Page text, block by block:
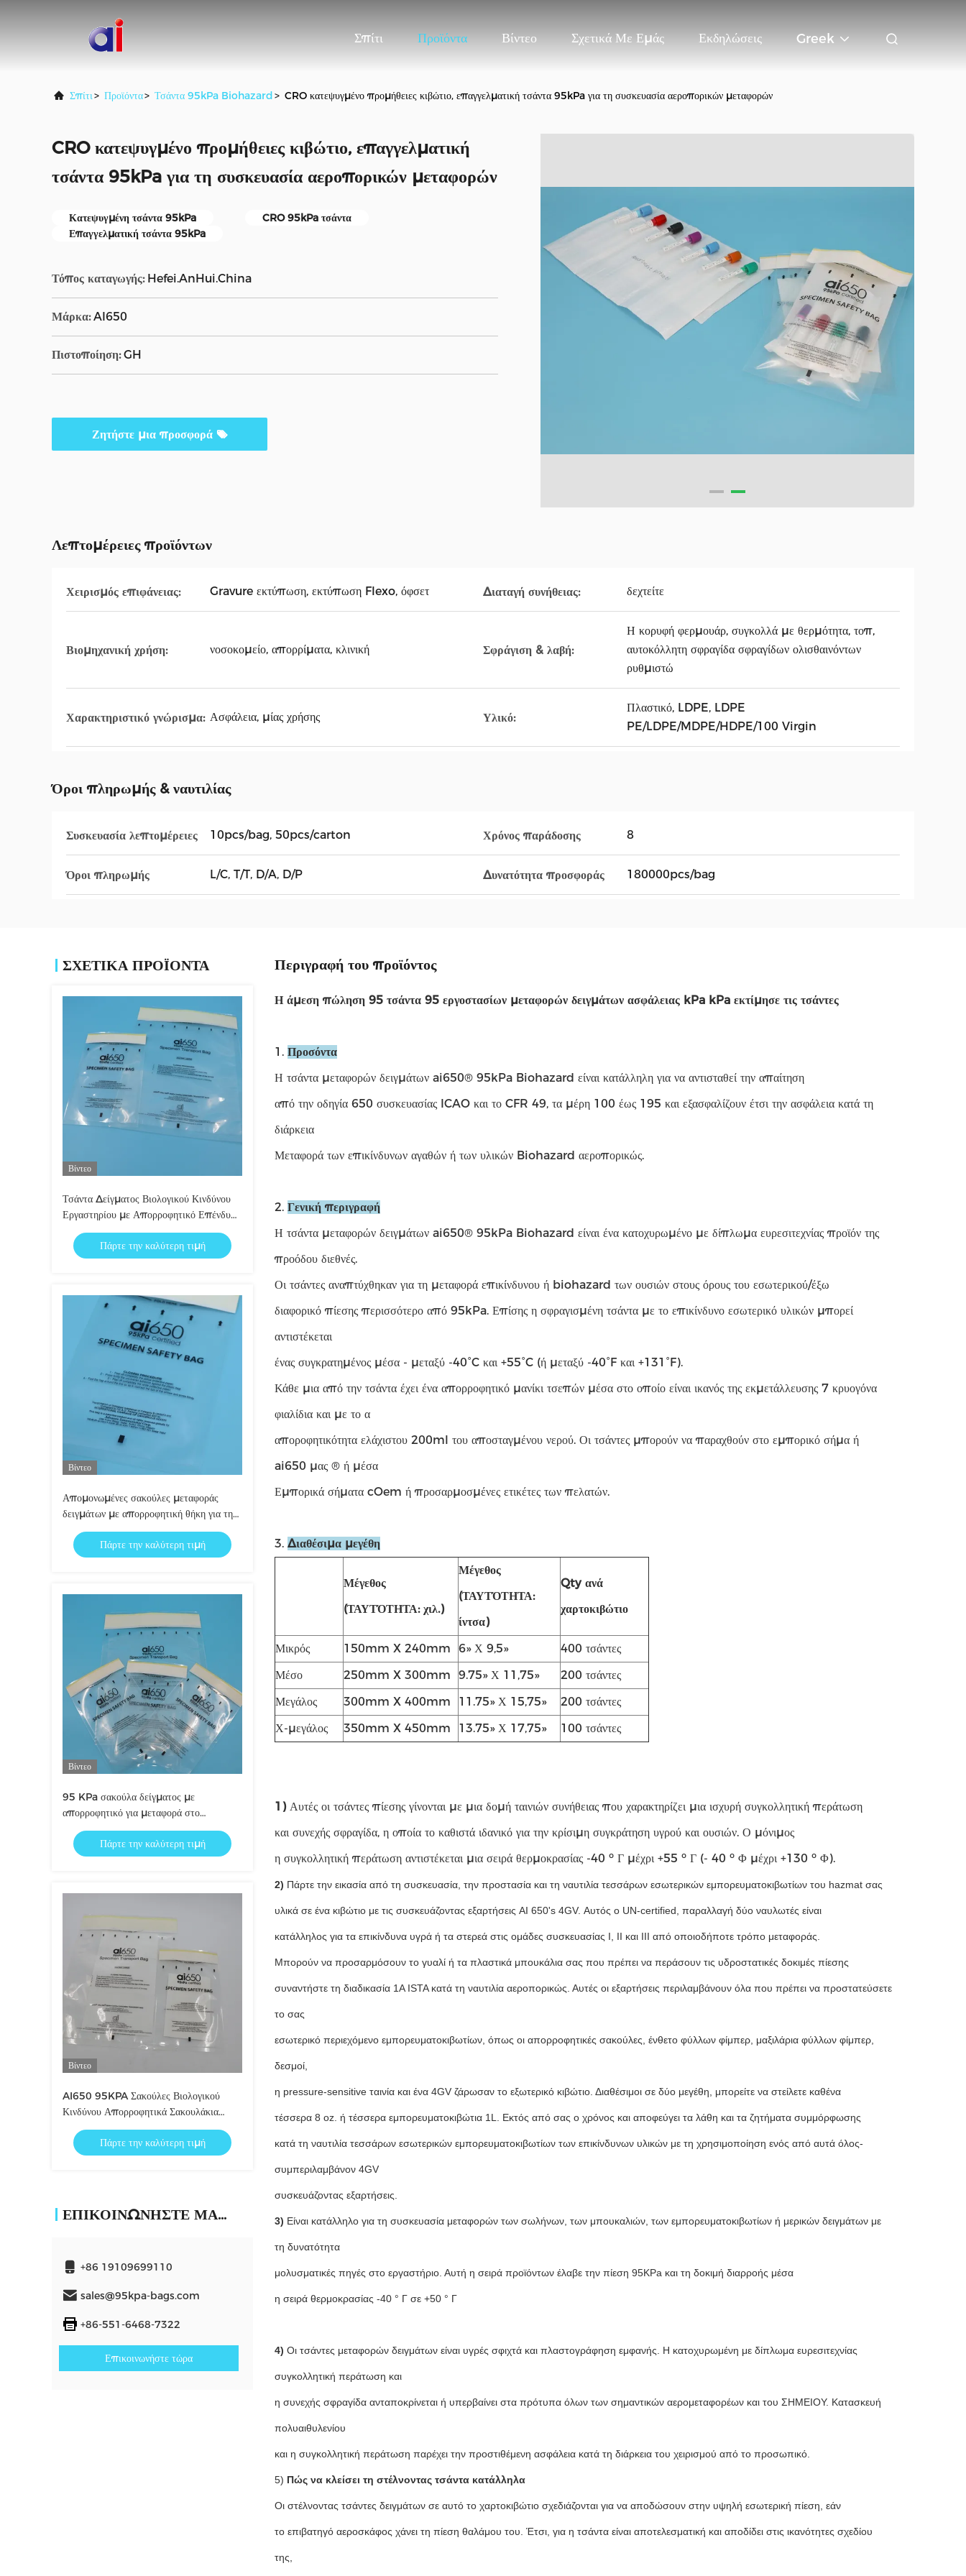
Σπίτι Προϊόντα Βίντεο Σχετικά Με Εμάς Εκδηλώσεις Greek
Σπίτι> Προϊόντα> Τσάντα 95kPa Biohazard> CRO κατεψυγμένο προμήθειες κιβώτιο, επαγγελματική τσάντα 95kPa για τη συσκευασία αεροπορικών μεταφορών
CRO κατεψυγμένο προμήθειες κιβώτιο, επαγγελματική
τσάντα 95kPa για τη συσκευασία αεροπορικών μεταφορών
Κατεψυγμένη τσάντα 95kPa
CRO 95kPa τσάντα
Επαγγελματική τσάντα 95kPa
Τόπος καταγωγής: Hefei.AnHui.China
Μάρκα: AI650
Πιστοποίηση: GH
Ζητήστε μια προσφορά
Λεπτομέρειες προϊόντων
Χειρισμός επιφάνειας: Gravure εκτύπωση, εκτύπωση Flexo, όφσετ Διαταγή συνήθειας: δεχτείτε
Βιομηχανική χρήση: νοσοκομείο, απορρίματα, κλινική Σφράγιση & λαβή:
Η κορυφή φερμουάρ, συγκολλά με θερμότητα, τοπ,
αυτοκόλλητη σφραγίδα σφραγίδων ολισθαινόντων
ρυθμιστώ
Χαρακτηριστικό γνώρισμα: Ασφάλεια, μίας χρήσης Υλικό:
Πλαστικό, LDPE, LDPE
PE/LDPE/MDPE/HDPE/100 Virgin
Όροι πληρωμής & ναυτιλίας
Συσκευασία λεπτομέρειες 10pcs/bag, 50pcs/carton Χρόνος παράδοσης 8
Όροι πληρωμής L/C, T/T, D/A, D/P Δυνατότητα προσφοράς 180000pcs/bag
ΣΧΕΤΙΚΑ ΠΡΟΪΟΝΤΑ
Βίντεο
Τσάντα Δείγματος Βιολογικού Κινδύνου
Εργαστηρίου με Απορροφητικό Επένδυση
και Μόνωση για Δείγματα Αίματος -
Ασφαλής Μεταφορά Δειγμάτων
Εργαστηρίου
Πάρτε την καλύτερη τιμή
Βίντεο
Απομονωμένες σακούλες μεταφοράς
δειγμάτων με απορροφητική θήκη για την
αποθήκευση δειγμάτων αίματος
ευαίσθητων στη θερμοκρασία και τη
μεταφορά βιολογικών κινδύνων στο
Πάρτε την καλύτερη τιμή
Βίντεο
95 KPa σακούλα δείγματος με
απορροφητικό για μεταφορά στο
εργαστήριο
Πάρτε την καλύτερη τιμή
Βίντεο
AI650 95KPA Σακούλες Βιολογικού
Κινδύνου Απορροφητικά Σακουλάκια
Προμηθευτής
Πάρτε την καλύτερη τιμή
ΕΠΙΚΟΙΝΩΝΉΣΤΕ ΜΑΖΊ ΜΑΣ
+86 19109699110
sales@95kpa-bags.com
+86-551-6468-7322
Επικοινωνήστε τώρα
Περιγραφή του προϊόντος
Η άμεση πώληση 95 τσάντα 95 εργοστασίων μεταφορών δειγμάτων ασφάλειας kPa kPa εκτίμησε τις τσάντες
1. Προσόντα
Η τσάντα μεταφορών δειγμάτων ai650® 95kPa Biohazard είναι κατάλληλη για να αντισταθεί την απαίτηση
από την οδηγία 650 συσκευασίας ICAO και το CFR 49, τα μέρη 100 έως 195 και εξασφαλίζουν έτσι την ασφάλεια κατά τη
διάρκεια
Μεταφορά των επικίνδυνων αγαθών ή των υλικών Biohazard αεροπορικώς.
2. Γενική περιγραφή
Η τσάντα μεταφορών δειγμάτων ai650® 95kPa Biohazard είναι ένα κατοχυρωμένο με δίπλωμα ευρεσιτεχνίας προϊόν της
προόδου διεθνές.
Οι τσάντες αναπτύχθηκαν για τη μεταφορά επικίνδυνου ή biohazard των ουσιών στους όρους του εσωτερικού/έξω
διαφορικό πίεσης περισσότερο από 95kPa. Επίσης η σφραγισμένη τσάντα με το επικίνδυνο εσωτερικό υλικών μπορεί
αντιστέκεται
ένας συγκρατημένος μέσα - μεταξύ -40°C και +55°C (ή μεταξύ -40°F και +131°F).
Κάθε μια από την τσάντα έχει ένα απορροφητικό μανίκι τσεπών μέσα στο οποίο είναι ικανός της εκμετάλλευσης 7 κρυογόνα
φιαλίδια και με το α
αποροφητικότητα ελάχιστου 200ml του αποσταγμένου νερού. Οι τσάντες μπορούν να παραχθούν στο εμπορικό σήμα ή
ai650 μας ® ή μέσα
Εμπορικά σήματα cOem ή προσαρμοσμένες ετικέτες των πελατών.
3. Διαθέσιμα μεγέθη
Μέγεθος
(ΤΑΥΤΌΤΗΤΑ: χιλ.)
Μέγεθος
(ΤΑΥΤΌΤΗΤΑ:
ίντσα)
Qty ανά
χαρτοκιβώτιο
Μικρός 150mm X 240mm 6» Χ 9,5»
400 τσάντες
Μέσο
250mm X 300mm 9.75» Χ 11,75»
200 τσάντες
Μεγάλος
300mm X 400mm 11.75» Χ 15,75»
200 τσάντες
Χ-μεγάλος
350mm X 450mm 13.75» Χ 17,75» 100 τσάντες
1) Αυτές οι τσάντες πίεσης γίνονται με μια δομή ταινιών συνήθειας που χαρακτηρίζει μια ισχυρή συγκολλητική περάτωση
και συνεχής σφραγίδα, η οποία το καθιστά ιδανικό για την κρίσιμη συγκράτηση υγρού και ουσιών. Ο μόνιμος
η συγκολλητική περάτωση αντιστέκεται μια σειρά θερμοκρασίας -40 ⁰ Γ μέχρι +55 ⁰ Γ (- 40 ⁰ Φ μέχρι +130 ⁰ Φ).
2) Πάρτε την εικασία από τη συσκευασία, την προστασία και τη ναυτιλία τεσσάρων εσωτερικών εμπορευματοκιβωτίων του hazmat σας
υλικά σε ένα κιβώτιο με τις συσκευάζοντας εξαρτήσεις AI 650's 4GV. Αυτός ο UN-certified, παραλλαγή δύο ναυλωτές είναι
κατάλληλος για τα επικίνδυνα υγρά ή τα στερεά στις ομάδες συσκευασίας Ι, ΙΙ και ΙΙΙ από οποιοδήποτε τρόπο μεταφοράς.
Μπορούν να προσαρμόσουν το γυαλί ή τα πλαστικά μπουκάλια σας που πρέπει να περάσουν τις υδροστατικές δοκιμές πίεσης
συναντήστε τη διαδικασία 1A ISTA κατά τη ναυτιλία αεροπορικώς. Αυτές οι εξαρτήσεις περιλαμβάνουν όλα που πρέπει να προστατεύσετε
το σας
εσωτερικό περιεχόμενο εμπορευματοκιβωτίων, όπως οι απορροφητικές σακούλες, ένθετο φύλλων φίμπερ, μαξιλάρια φύλλων φίμπερ,
δεσμοί,
η pressure-sensitive ταινία και ένα 4GV ζάρωσαν το εξωτερικό κιβώτιο. Διαθέσιμοι σε δύο μεγέθη, μπορείτε να στείλετε καθένα
τέσσερα 8 oz. ή τέσσερα εμπορευματοκιβώτια 1L. Εκτός από σας ο χρόνος και αποφεύγει τα λάθη και τα ζητήματα συμμόρφωσης
κατά τη ναυτιλία τεσσάρων εσωτερικών εμπορευματοκιβωτίων των επικίνδυνων υλικών με τη χρησιμοποίηση ενός από αυτά όλος-
συμπεριλαμβάνον 4GV
συσκευάζοντας εξαρτήσεις.
3) Είναι κατάλληλο για τη συσκευασία μεταφορών των σωλήνων, των μπουκαλιών, των εμπορευματοκιβωτίων ή μερικών δειγμάτων με
τη δυνατότητα
μολυσματικές πηγές στο εργαστήριο. Αυτή η σειρά προϊόντων έλαβε την πίεση 95KPa και τη δοκιμή διαρροής μέσα
η σειρά θερμοκρασίας -40 ° Γ σε +50 ° Γ
4) Οι τσάντες μεταφορών δειγμάτων είναι υγρές σφιχτά και πλαστογράφηση εμφανής. Η κατοχυρωμένη με δίπλωμα ευρεσιτεχνίας
συγκολλητική περάτωση και
η συνεχής σφραγίδα ανταποκρίνεται ή υπερβαίνει στα πρότυπα όλων των σημαντικών αερομεταφορέων και του ΣΗΜΕΙΟΥ. Κατασκευή
πολυαιθυλενίου
και η συγκολλητική περάτωση παρέχει την προστιθέμενη ασφάλεια κατά τη διάρκεια του χειρισμού από το προσωπικό.
5) Πώς να κλείσει τη στέλνοντας τσάντα κατάλληλα
Οι στέλνοντας τσάντες δειγμάτων σε αυτό το χαρτοκιβώτιο σχεδιάζονται για να αποδώσουν στην υψηλή εσωτερική πίεση, εάν
το επιβατηγό αεροσκάφος χάνει τη πίεση θαλάμου του. Έτσι, για η τσάντα είναι αποτελεσματική και αποδίδει στις ικανότητες σχεδίου
της,